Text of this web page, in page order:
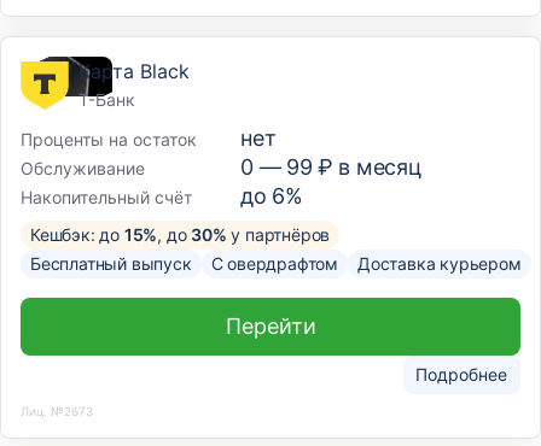
Карта Black
Т-Банк
Проценты на остаток
нет
Обслуживание 0 — 99₽ в месяц
Накопительный счёт до 6%
Кешбэк: до 15%, до 30% у партнёров
Бесплатный выпуск
С овердрафтом Доставка курьером
Подробнее
Перейти
Лиц. №2673